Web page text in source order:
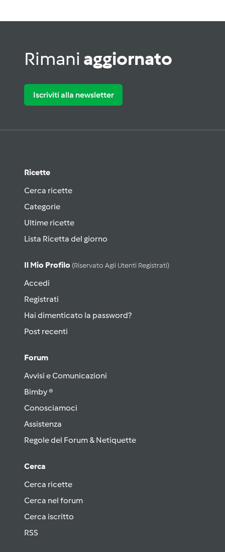
Rimani aggiornato
Iscriviti alla newsletter
Ricette
Cerca ricette
Categorie
Ultime ricette
Lista Ricetta del giorno
Il Mio Profilo (riservato Agli Utenti Registrati)
Accedi
Registrati
Hai dimenticato la password?
Post recenti
Forum
Avvisi e Comunicazioni
Bimby ®
Conosciamoci
Assistenza
Regole del Forum & Netiquette
Cerca
Cerca ricette
Cerca nel forum
Cerca iscritto
RSS